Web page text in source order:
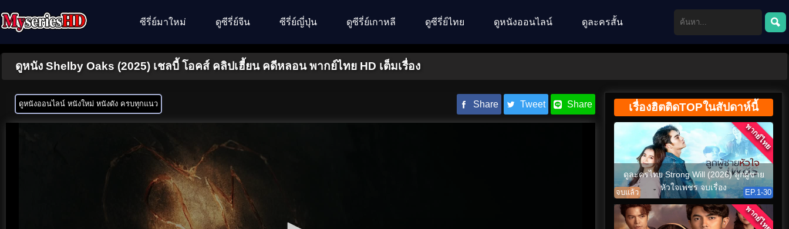
ซีรี่ย์มาใหม่ ดูซีรี่ย์จีน ซีรี่ย์ญี่ปุ่น ดูซีรี่ย์เกาหลี ดูซีรี่ย์ไทย ดูหนังออนไลน์ ดูละครสั้น
ดูหนัง Shelby Oaks (2025) เชลบี้ โอคส์ คลิปเฮี้ยน คดีหลอน พากย์ไทย HD เต็มเรื่อง
ดูหนังออนไลน์ หนังใหม่ หนังดัง ครบทุกแนว Share Tweet Share เรื่องฮิตติดTOPในสัปดาห์นี้
ดูละครไทย Strong Will (2026) ลูกผู้ชาย
หัวใจเพชร จบเรื่อง
จบแล้ว EP.1-30
พากย์ไทย
พากย์ไทย